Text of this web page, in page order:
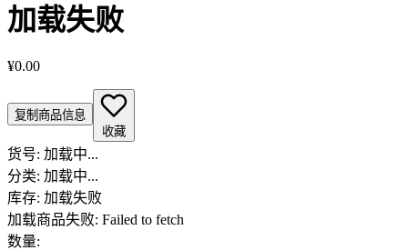
加载失败
¥0.00
复制商品信息
收藏
货号: 加载中...
分类: 加载中...
库存: 加载失败
加载商品失败: Failed to fetch
数量: